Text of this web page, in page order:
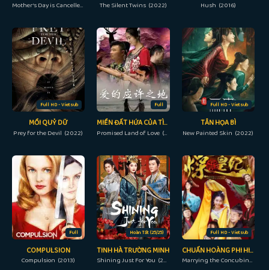
Mother’s Day is Cancelled (2023) The Silent Twins (2022) Hush (2016)
Full HD - Vietsub
MỒI QUỶ DỮ
Prey for the Devil (2022)
Full
MIỀN ĐẤT HỨA CỦA TÌNH YÊU
Promised Land of Love (2019)
Full HD - Vietsub
TÂN HỌA BÌ
New Painted Skin (2022)
Full
COMPULSION
Compulsion (2013)
Hoàn Tất (25/25)
TINH HÀ TRƯỜNG MINH
Shining Just For You (2022)
Full HD - Vietsub
CHUẨN HOÀNG PHI HIGHT LÊN NÀO
Marrying the Concubines-to-be (2018)